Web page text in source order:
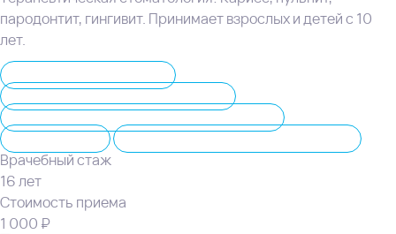
пародонтит, гингивит. Принимает взрослых и детей с 10
лет.
Врачебный стаж
16 лет
Стоимость приема
1 000 ₽